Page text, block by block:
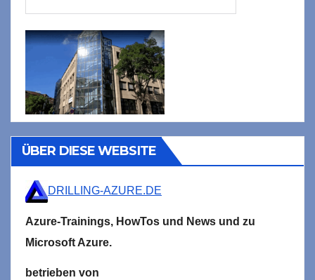
ÜBER DIESE WEBSITE
DRILLING-AZURE.DE
Azure-Trainings, HowTos und News und zu
Microsoft Azure.
betrieben von